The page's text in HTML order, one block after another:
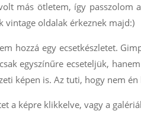
más ötletem, így passzolom
vintage oldalak érkeznek majd:)
hozzá egy ecsetkészletet.
egyszínűre ecseteljük,
képen is. Az tuti, hogy nem
a képre klikkelve, vagy a